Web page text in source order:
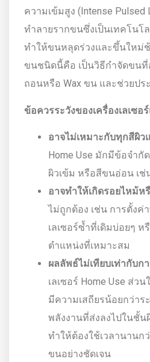
ความเข้มสูง (Intense Pulsed
ทำลายรากขนซึ่งเป็นเทคโนโ
ทำให้ขนหลุดร่วงและขึ้นใหม่
ขนชนิดนี้คือ เป็นวิธีกำจัดขนที่
ถอนหรือ Wax ขน และช่วยปร
ข้อควรระวังของเครื่องเลเซอ
อาจไม่เหมาะกับทุกสีผิว
Home Use มักมีข้อจำ
ผิวเข้ม หรือสีขนอ่อน เ
อาจทำให้เกิดรอยไหม้ห
ไม่ถูกต้อง เช่น การตั้งค่
เลเซอร์ซ้ำที่เดิมบ่อยๆ ห
ตำแหน่งที่เหมาะสม
ผลลัพธ์ไม่เทียบเท่ากับก
เลเซอร์ Home Use ส่
มีความเสถียรน้อยกว่าร
พลังงานที่ส่งลงไปในชั้น
ทำให้ต้องใช้เวลานานก
ขนอย่างชัดเจน